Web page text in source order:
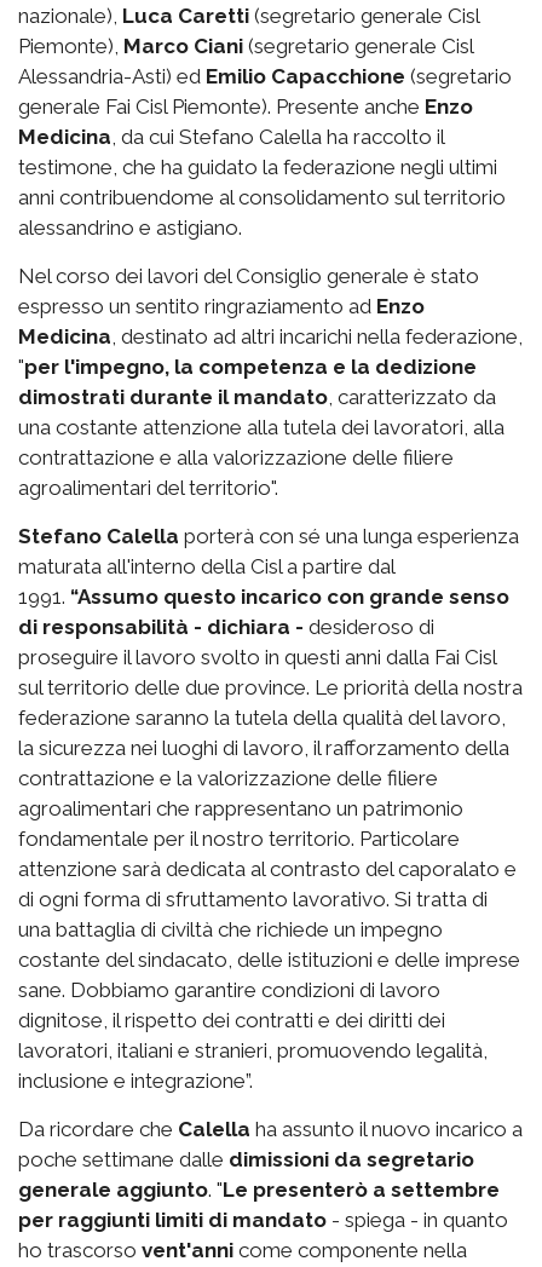
nazionale), Luca Caretti (segretario generale Cisl
Piemonte), Marco Ciani (segretario generale Cisl
Alessandria-Asti) ed Emilio Capacchione (segretario
generale Fai Cisl Piemonte). Presente anche Enzo
Medicina, da cui Stefano Calella ha raccolto il
testimone, che ha guidato la federazione negli ultimi
anni contribuendome al consolidamento sul territorio
alessandrino e astigiano.
Nel corso dei lavori del Consiglio generale è stato
espresso un sentito ringraziamento ad Enzo
Medicina, destinato ad altri incarichi nella federazione,
"per l'impegno, la competenza e la dedizione
dimostrati durante il mandato, caratterizzato da
una costante attenzione alla tutela dei lavoratori, alla
contrattazione e alla valorizzazione delle filiere
agroalimentari del territorio".
Stefano Calella porterà con sé una lunga esperienza
maturata all'interno della Cisl a partire dal
1991. “Assumo questo incarico con grande senso
di responsabilità - dichiara - desideroso di
proseguire il lavoro svolto in questi anni dalla Fai Cisl
sul territorio delle due province. Le priorità della nostra
federazione saranno la tutela della qualità del lavoro,
la sicurezza nei luoghi di lavoro, il rafforzamento della
contrattazione e la valorizzazione delle filiere
agroalimentari che rappresentano un patrimonio
fondamentale per il nostro territorio. Particolare
attenzione sarà dedicata al contrasto del caporalato e
di ogni forma di sfruttamento lavorativo. Si tratta di
una battaglia di civiltà che richiede un impegno
costante del sindacato, delle istituzioni e delle imprese
sane. Dobbiamo garantire condizioni di lavoro
dignitose, il rispetto dei contratti e dei diritti dei
lavoratori, italiani e stranieri, promuovendo legalità,
inclusione e integrazione”.
Da ricordare che Calella ha assunto il nuovo incarico a
poche settimane dalle dimissioni da segretario
generale aggiunto. "Le presenterò a settembre
per raggiunti limiti di mandato - spiega - in quanto
ho trascorso vent'anni come componente nella